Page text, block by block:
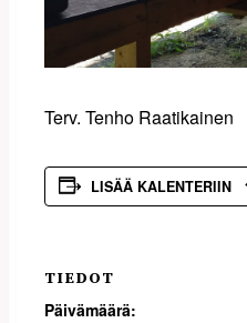
Terv. Tenho Raatikainen
LISÄÄ KALENTERIIN
TIEDOT
Päivämäärä: